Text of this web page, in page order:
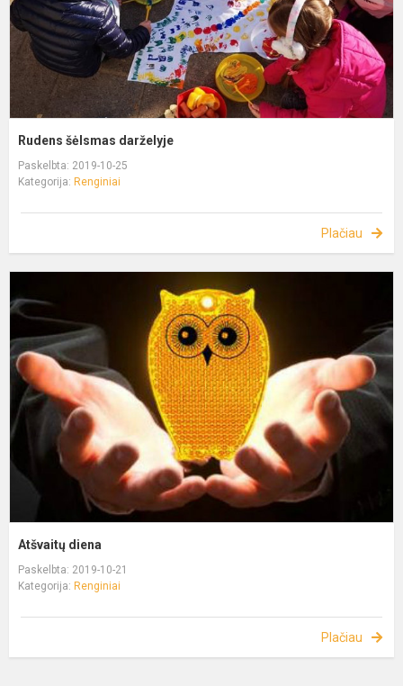
Rudens šėlsmas darželyje
Paskelbta: 2019-10-25
Kategorija: Renginiai
Plačiau
Atšvaitų diena
Paskelbta: 2019-10-21
Kategorija: Renginiai
Plačiau